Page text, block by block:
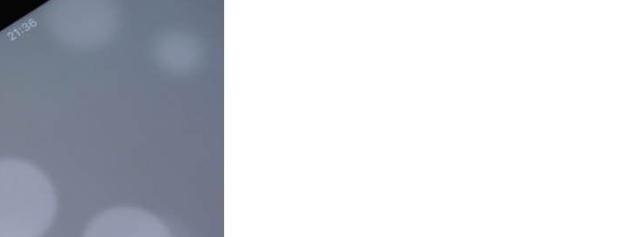
Делает Модели ИИ Легче И Экологичнее